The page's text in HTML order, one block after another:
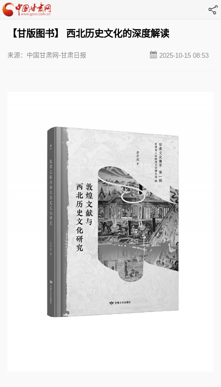
【甘版图书】 西北历史文化的深度解读
2025-10-15 08:53
来源：中国甘肃网-甘肃日报